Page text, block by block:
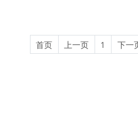
首页 上一页 1 下一